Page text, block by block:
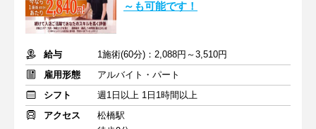
～も可能です！
給与
1施術(60分)：2,088円～3,510円
雇用形態
アルバイト・パート
シフト
週1日以上 1日1時間以上
アクセス
松橋駅